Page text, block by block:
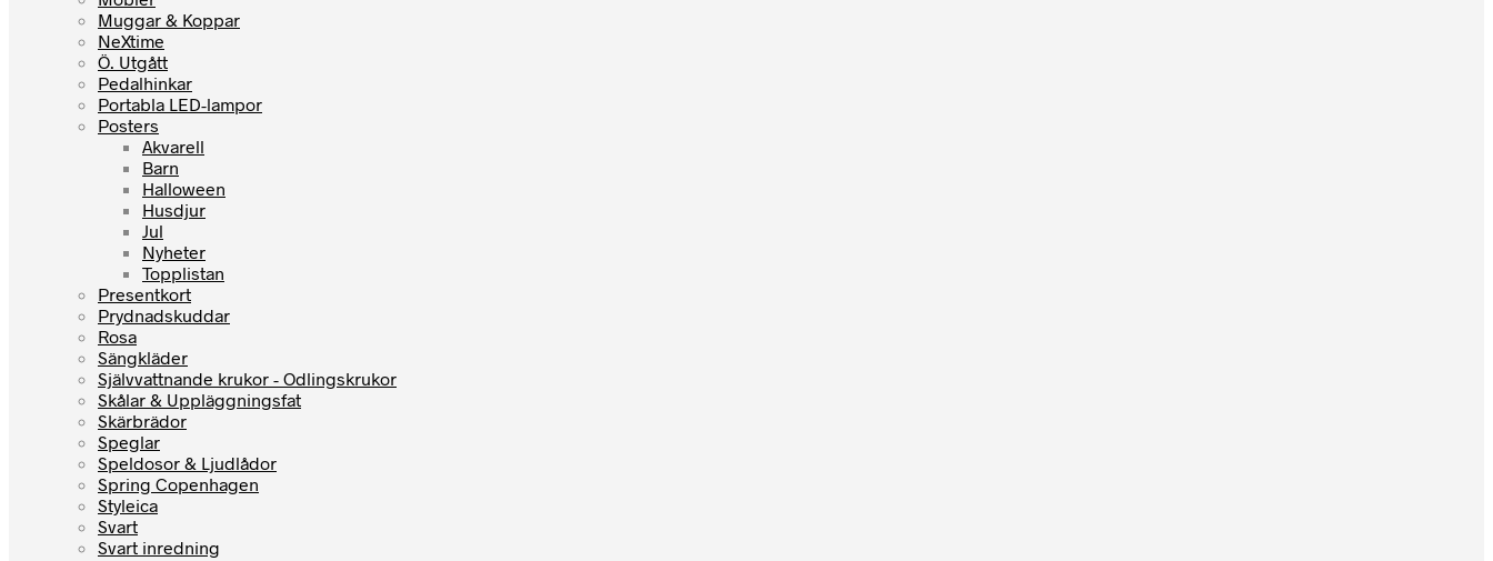
Muggar & Koppar
NeXtime
Ö. Utgått
Pedalhinkar
Portabla LED-lampor
Posters
Akvarell
Barn
Halloween
Husdjur
Jul
Nyheter
Topplistan
Presentkort
Prydnadskuddar
Rosa
Sängkläder
Självvattnande krukor - Odlingskrukor
Skålar & Uppläggningsfat
Skärbrädor
Speglar
Speldosor & Ljudlådor
Spring Copenhagen
Styleica
Svart
Svart inredning